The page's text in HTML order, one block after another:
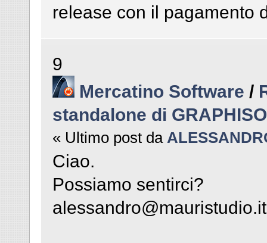
release con il pagamento
9
Mercatino Software /
standalone di
« Ultimo post da
Ciao.
Possiamo sentirci?
alessandro@mauristudio.it